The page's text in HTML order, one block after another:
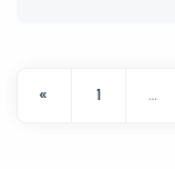
« 1 …